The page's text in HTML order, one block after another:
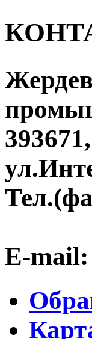
E-mail: